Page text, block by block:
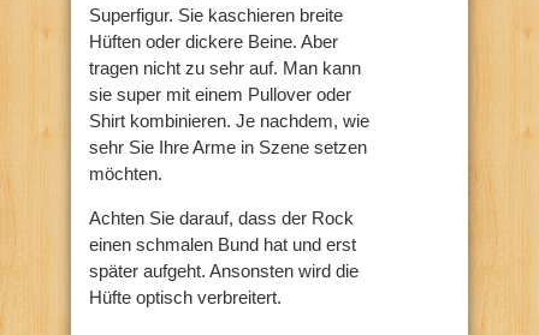
Superfigur. Sie kaschieren breite
Hüften oder dickere Beine. Aber
tragen nicht zu sehr auf. Man kann
sie super mit einem Pullover oder
Shirt kombinieren. Je nachdem, wie
sehr Sie Ihre Arme in Szene setzen
möchten.
Achten Sie darauf, dass der Rock
einen schmalen Bund hat und erst
später aufgeht. Ansonsten wird die
Hüfte optisch verbreitert.